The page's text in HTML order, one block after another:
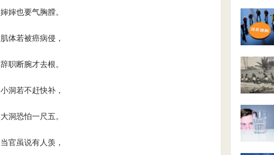
婶婶也要气胸膛。
肌体若被癌病侵，
辞职断腕才去根。
小洞若不赶快补，
大洞恐怕一尺五。
当官虽说有人羡，